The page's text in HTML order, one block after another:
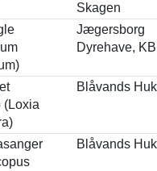
Skagen
Jægersborg
Dyrehave,
Blåvands Huk
Blåvands Huk